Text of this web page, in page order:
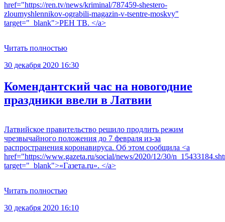
href="https://ren.tv/news/kriminal/787459-shestero-
zloumyshlennikov-ograbili-magazin-v-tsentre-moskvy"
target="_blank">РЕН ТВ. </a>
Читать полностью
30 декабря 2020 16:30
Комендантский час на новогодние
праздники ввели в Латвии
Латвийское правительство решило продлить режим
чрезвычайного положения до 7 февраля из-за
распространения коронавируса. Об этом сообщила <a
href="https://www.gazeta.ru/social/news/2020/12/30/
target="_blank">«Газета.ru». </a>
Читать полностью
30 декабря 2020 16:10